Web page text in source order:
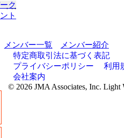
ク
ト
メンバー一覧 メンバー紹介
特定商取引法に基づく表記
プライバシーポリシー
利用
会社案内
© 2026 JMA Associates, Inc. Light